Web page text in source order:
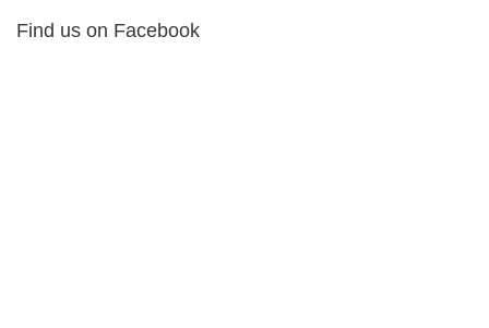
Find us on Facebook